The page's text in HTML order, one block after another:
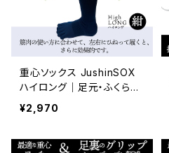
重心ソックス JushinSOX
ハイロング｜足元・ふくらは
ぎ・ひざまわりまで支える5
本指ソックス 紺
¥2,970